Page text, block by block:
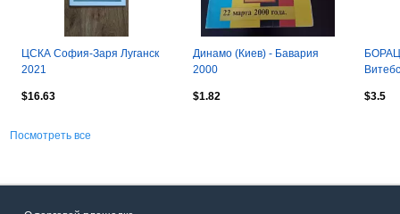
ЦСКА София-Заря Луганск
2021
$16.63
Динамо (Киев) - Бавария
2000
$1.82
$3.5
Посмотреть все